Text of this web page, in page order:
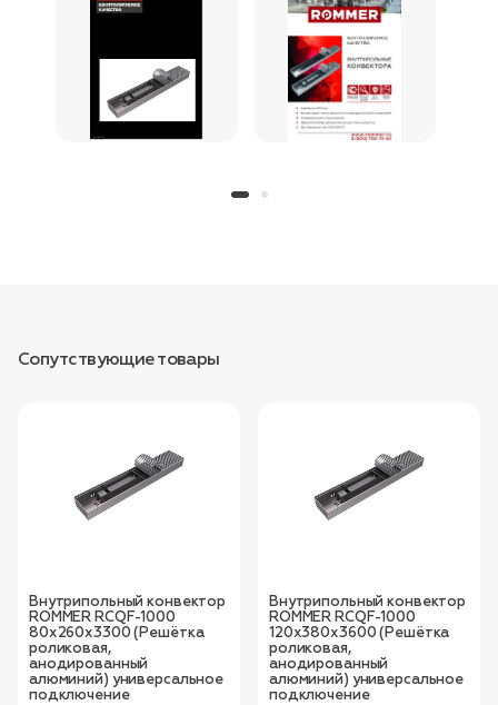
Сопутствующие товары
Внутрипольный конвектор
ROMMER RCQF-1000
80х260х3300 (Решётка
роликовая,
анодированный
алюминий) универсальное
подключение
Внутрипольный конвектор
ROMMER RCQF-1000
120х380х3600 (Решётка
роликовая,
анодированный
алюминий) универсальное
подключение